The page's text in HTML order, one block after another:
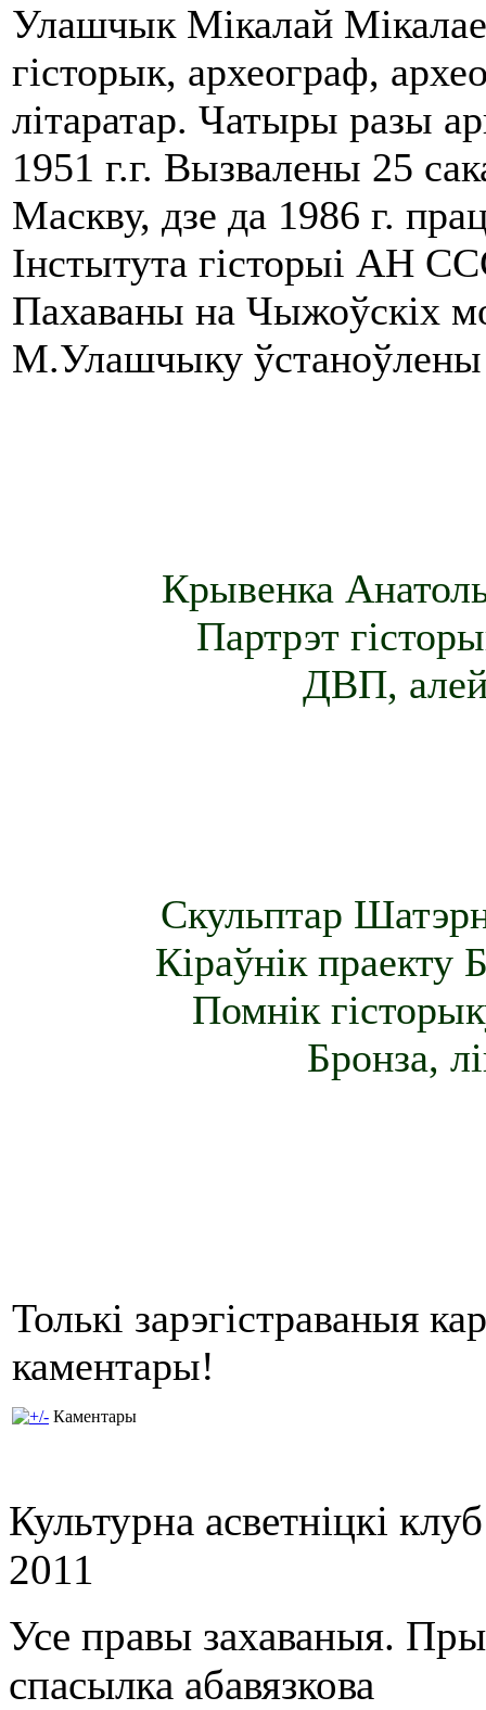
Улашчык Мікалай
гісторык, археограф,
літаратар. Чатыры разы
1951 г.г. Вызвалены 25
Маскву, дзе да 1986 г.
Інстытута гісторыі АН
Пахаваны на Чыжоўскіх
М.Улашчыку ўстаноўлены
Крывенка
Партрэт
ДВП,
Скульптар
Кіраўнік праекту
Помнік
Бронза,
Толькі зарэгістраваныя
каментары!
Каментары
Культурна асветнiцкi
2011
Усе правы захаваныя.
спасылка абавязкова